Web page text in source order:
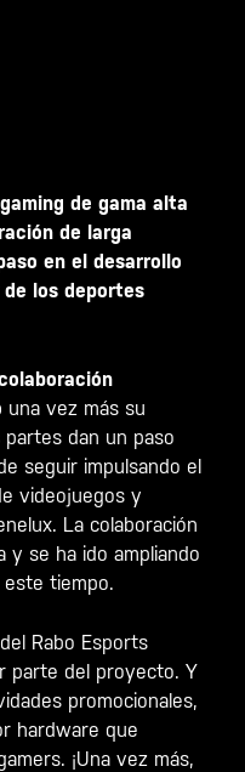
de gama alta
de larga
en el desarrollo
los deportes
una vez más su
partes dan un paso
seguir impulsando el
videojuegos y
La colaboración
y se ha ido ampliando
tiempo.
Rabo Esports
parte del proyecto. Y
promocionales,
hardware que
¡Una vez más,